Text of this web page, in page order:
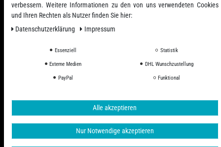
Alle Preise inkl. ges. MwSt. zzgl. Versandkosten
© 2006 - 2026 PHD-24 / Alle Rechte vorbehalten.
verbessern. Weitere Informationen zu den von uns verwendeten Cookies
und Ihren Rechten als Nutzer finden Sie hier:
Daten­schutz­erklärung
Impressum
Essenziell Statistik
Externe Medien DHL Wunschzustellung
PayPal Funktional
Alle akzeptieren
Nur Notwendige akzeptieren